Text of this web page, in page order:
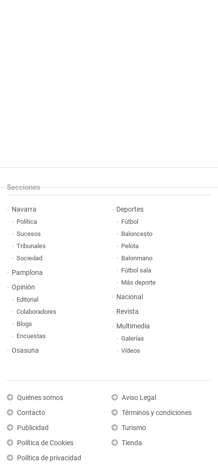
Secciones
Navarra
Política
Sucesos
Tribunales
Sociedad
Pamplona
Opinión
Editorial
Colaboradores
Blogs
Encuestas
Osasuna
Deportes
Fútbol
Baloncesto
Pelota
Balonmano
Fútbol sala
Más deporte
Nacional
Revista
Multimedia
Galerías
Vídeos
Quiénes somos
Contacto
Publicidad
Política de Cookies
Política de privacidad
Aviso Legal
Términos y condiciones
Turismo
Tienda